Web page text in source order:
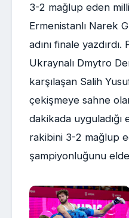
3-2 mağlup eden
Ermenistanlı Narek
adını finale
Ukraynalı Dmytro
karşılaşan Salih
çekişmeye sahne
dakikada
rakibini 3-2 mağlup
şampiyonluğunu